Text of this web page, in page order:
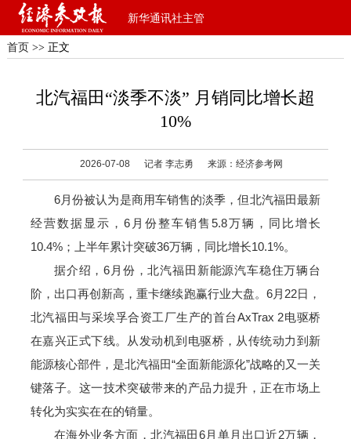
新华通讯社主管
首页 >> 正文
北汽福田“淡季不淡” 月销同比增长超
10%
2026-07-08 记者 李志勇 来源：经济参考网
6月份被认为是商用车销售的淡季，但北汽福田最新
经营数据显示，6月份整车销售5.8万辆，同比增长
10.4%；上半年累计突破36万辆，同比增长10.1%。
据介绍，6月份，北汽福田新能源汽车稳住万辆台
阶，出口再创新高，重卡继续跑赢行业大盘。6月22日，
北汽福田与采埃孚合资工厂生产的首台AxTrax 2电驱桥
在嘉兴正式下线。从发动机到电驱桥，从传统动力到新
能源核心部件，是北汽福田“全面新能源化”战略的又一关
键落子。这一技术突破带来的产品力提升，正在市场上
转化为实实在在的销量。
在海外业务方面，北汽福田6月单月出口近2万辆，